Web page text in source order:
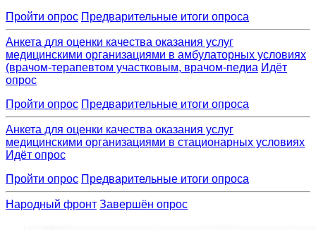
Пройти опрос Предварительные итоги опроса
Анкета для оценки качества оказания услуг
медицинскими организациями в амбулаторных условиях
(врачом-терапевтом участковым, врачом-педиа Идёт
опрос
Пройти опрос Предварительные итоги опроса
Анкета для оценки качества оказания услуг
медицинскими организациями в стационарных условиях
Идёт опрос
Пройти опрос Предварительные итоги опроса
Народный фронт Завершён опрос